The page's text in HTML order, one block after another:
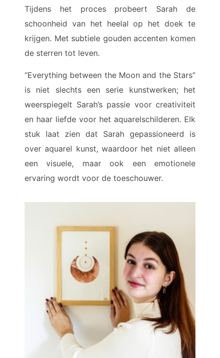
Tijdens het proces probeert Sarah de
schoonheid van het heelal op het doek te
krijgen. Met subtiele gouden accenten komen
de sterren tot leven.
“Everything between the Moon and the Stars”
is niet slechts een serie kunstwerken; het
weerspiegelt Sarah’s passie voor creativiteit
en haar liefde voor het aquarelschilderen. Elk
stuk laat zien dat Sarah gepassioneerd is
over aquarel kunst, waardoor het niet alleen
een visuele, maar ook een emotionele
ervaring wordt voor de toeschouwer.